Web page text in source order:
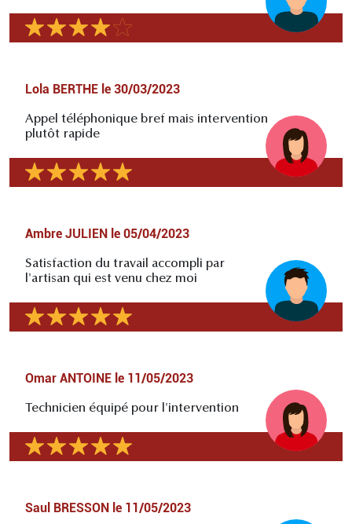
Lola BERTHE le 30/03/2023
Appel téléphonique bref mais intervention
plutôt rapide
Ambre JULIEN le 05/04/2023
Satisfaction du travail accompli par
l'artisan qui est venu chez moi
Omar ANTOINE le 11/05/2023
Technicien équipé pour l'intervention
Saul BRESSON le 11/05/2023